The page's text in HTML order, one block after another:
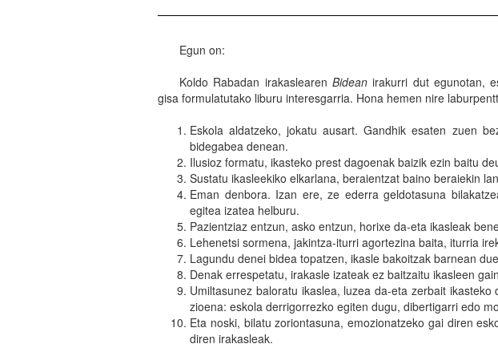
Egun on:
Koldo Rabadan irakaslearen Bideanirakurri dut egunotan,
gisa formulatutako liburu interesgarria. Hona hemen nire
Eskola aldatzeko, jokatu ausart. Gandhik esaten zuen
bidegabea denean.
Ilusioz formatu, ikasteko prest dagoenak baizik ezin baitu
Sustatu ikasleekiko elkarlana, beraientzat baino beraiekin
Eman denbora. Izan ere, ze ederra geldotasuna
egitea izatea helburu.
Pazientziaz entzun, asko entzun, horixe da-eta ikasleak
Lehenetsi sormena, jakintza-iturri agortezina baita, iturria
Lagundu denei bidea topatzen, ikasle bakoitzak barnean
Denak errespetatu, irakasle izateak ez baitzaitu ikasleen
Umiltasunez baloratu ikaslea, luzea da-eta zerbait
zioena: eskola derrigorrezko egiten dugu, dibertigarri edo
Eta noski, bilatu zoriontasuna, emozionatzeko gai diren
diren irakasleak.